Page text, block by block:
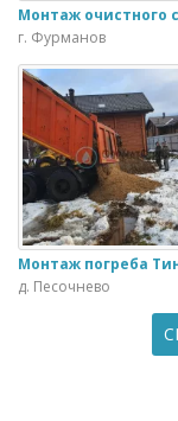
г. Фурманов
Монтаж погреба
д. Песочнево